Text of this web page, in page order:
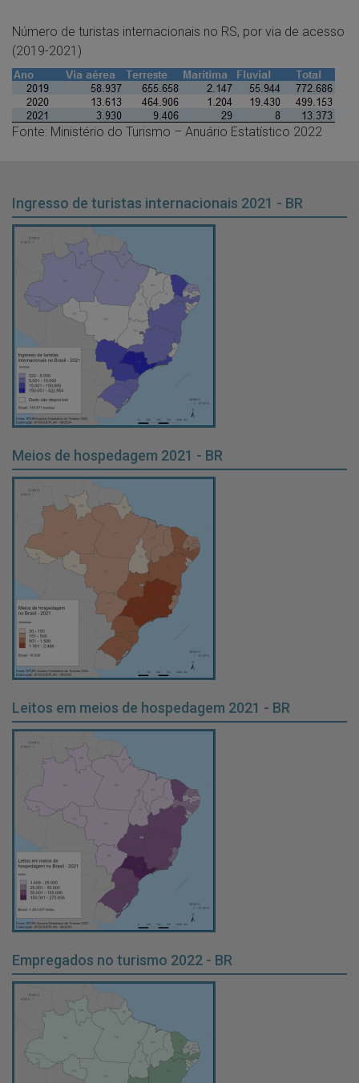
Número de turistas internacionais no RS, por via de acesso
(2019-2021)
Fonte: Ministério do Turismo – Anuário Estatístico 2022
Ingresso de turistas internacionais 2021 - BR
Meios de hospedagem 2021 - BR
Leitos em meios de hospedagem 2021 - BR
Empregados no turismo 2022 - BR